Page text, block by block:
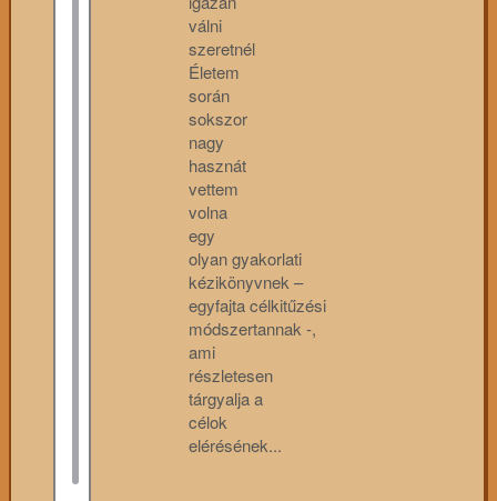
válni
szeretnél
Életem
során
sokszor
nagy
hasznát
vettem
volna
egy
olyan gyakorlati
kézikönyvnek –
egyfajta célkitűzési
módszertannak -,
ami
részletesen
tárgyalja a
célok
elérésének...